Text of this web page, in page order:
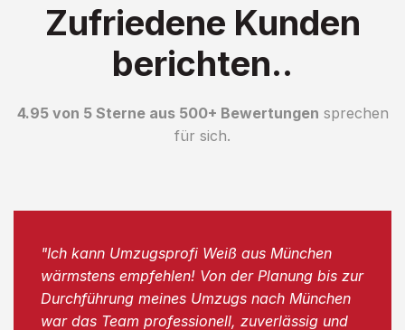
Zufriedene Kunden
berichten..
4.95 von 5 Sterne aus 500+ Bewertungen sprechen
für sich.
"Ich kann Umzugsprofi Weiß aus München
wärmstens empfehlen! Von der Planung bis zur
Durchführung meines Umzugs nach München
war das Team professionell, zuverlässig und